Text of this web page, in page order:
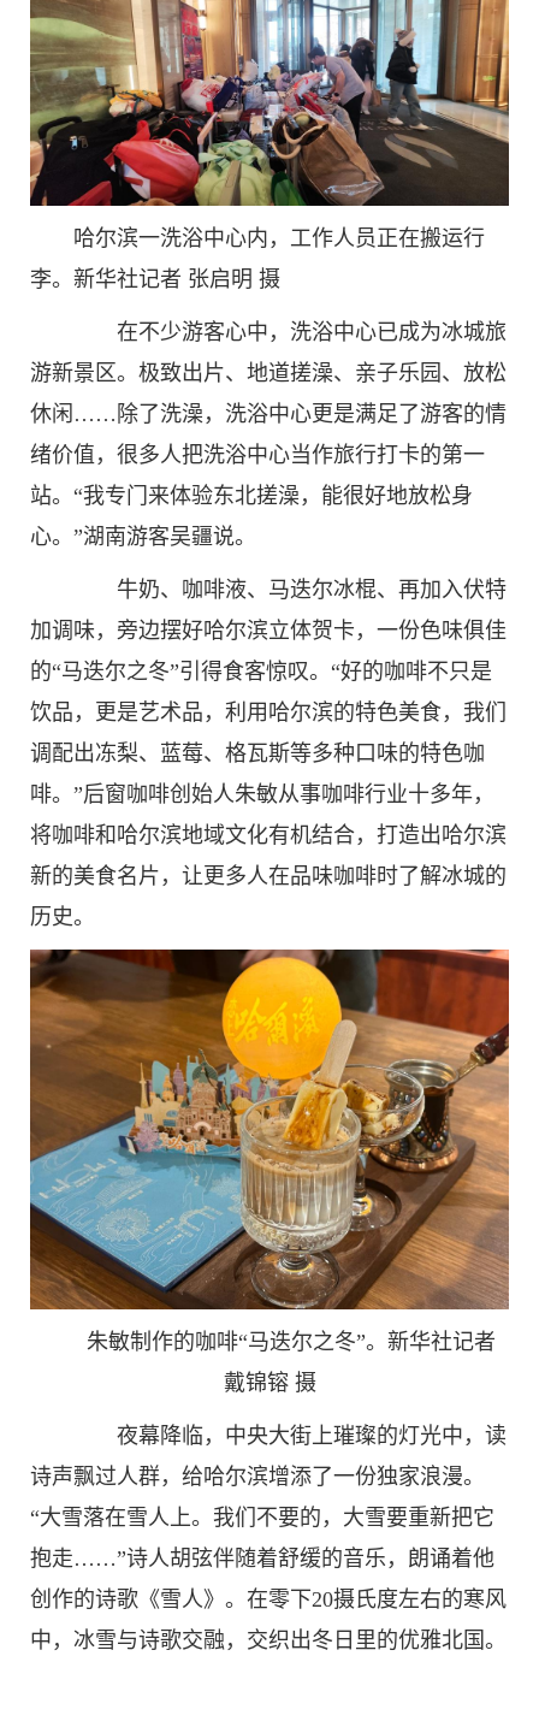
哈尔滨一洗浴中心内，工作人员正在搬运行
李。新华社记者 张启明 摄
在不少游客心中，洗浴中心已成为冰城旅
游新景区。极致出片、地道搓澡、亲子乐园、放松
休闲……除了洗澡，洗浴中心更是满足了游客的情
绪价值，很多人把洗浴中心当作旅行打卡的第一
站。“我专门来体验东北搓澡，能很好地放松身
心。”湖南游客吴疆说。
牛奶、咖啡液、马迭尔冰棍、再加入伏特
加调味，旁边摆好哈尔滨立体贺卡，一份色味俱佳
的“马迭尔之冬”引得食客惊叹。“好的咖啡不只是
饮品，更是艺术品，利用哈尔滨的特色美食，我们
调配出冻梨、蓝莓、格瓦斯等多种口味的特色咖
啡。”后窗咖啡创始人朱敏从事咖啡行业十多年，
将咖啡和哈尔滨地域文化有机结合，打造出哈尔滨
新的美食名片，让更多人在品味咖啡时了解冰城的
历史。
朱敏制作的咖啡“马迭尔之冬”。新华社记者
戴锦镕 摄
夜幕降临，中央大街上璀璨的灯光中，读
诗声飘过人群，给哈尔滨增添了一份独家浪漫。
“大雪落在雪人上。我们不要的，大雪要重新把它
抱走……”诗人胡弦伴随着舒缓的音乐，朗诵着他
创作的诗歌《雪人》。在零下20摄氏度左右的寒风
中，冰雪与诗歌交融，交织出冬日里的优雅北国。